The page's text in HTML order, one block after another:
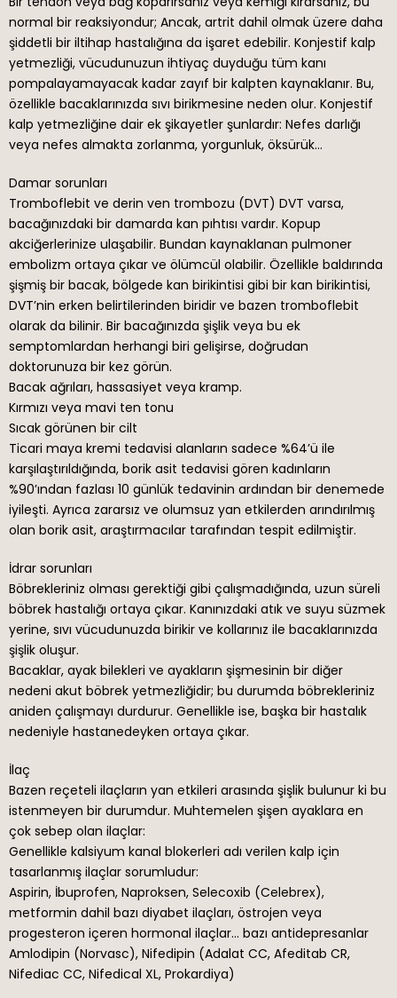
normal bir reaksiyondur; Ancak, artrit dahil olmak üzere daha
şiddetli bir iltihap hastalığına da işaret edebilir. Konjestif kalp
yetmezliği, vücudunuzun ihtiyaç duyduğu tüm kanı
pompalayamayacak kadar zayıf bir kalpten kaynaklanır. Bu,
özellikle bacaklarınızda sıvı birikmesine neden olur. Konjestif
kalp yetmezliğine dair ek şikayetler şunlardır: Nefes darlığı
veya nefes almakta zorlanma, yorgunluk, öksürük…
Damar sorunları
Tromboflebit ve derin ven trombozu (DVT) DVT varsa,
bacağınızdaki bir damarda kan pıhtısı vardır. Kopup
akciğerlerinize ulaşabilir. Bundan kaynaklanan pulmoner
embolizm ortaya çıkar ve ölümcül olabilir. Özellikle baldırında
şişmiş bir bacak, bölgede kan birikintisi gibi bir kan birikintisi,
DVT’nin erken belirtilerinden biridir ve bazen tromboflebit
olarak da bilinir. Bir bacağınızda şişlik veya bu ek
semptomlardan herhangi biri gelişirse, doğrudan
doktorunuza bir kez görün.
Bacak ağrıları, hassasiyet veya kramp.
Kırmızı veya mavi ten tonu
Sıcak görünen bir cilt
Ticari maya kremi tedavisi alanların sadece %64’ü ile
karşılaştırıldığında, borik asit tedavisi gören kadınların
%90’ından fazlası 10 günlük tedavinin ardından bir denemede
iyileşti. Ayrıca zararsız ve olumsuz yan etkilerden arındırılmış
olan borik asit, araştırmacılar tarafından tespit edilmiştir.
İdrar sorunları
Böbrekleriniz olması gerektiği gibi çalışmadığında, uzun süreli
böbrek hastalığı ortaya çıkar. Kanınızdaki atık ve suyu süzmek
yerine, sıvı vücudunuzda birikir ve kollarınız ile bacaklarınızda
şişlik oluşur.
Bacaklar, ayak bilekleri ve ayakların şişmesinin bir diğer
nedeni akut böbrek yetmezliğidir; bu durumda böbrekleriniz
aniden çalışmayı durdurur. Genellikle ise, başka bir hastalık
nedeniyle hastanedeyken ortaya çıkar.
İlaç
Bazen reçeteli ilaçların yan etkileri arasında şişlik bulunur ki bu
istenmeyen bir durumdur. Muhtemelen şişen ayaklara en
çok sebep olan ilaçlar:
Genellikle kalsiyum kanal blokerleri adı verilen kalp için
tasarlanmış ilaçlar sorumludur:
Aspirin, İbuprofen, Naproksen, Selecoxib (Celebrex),
metformin dahil bazı diyabet ilaçları, östrojen veya
progesteron içeren hormonal ilaçlar… bazı antidepresanlar
Amlodipin (Norvasc), Nifedipin (Adalat CC, Afeditab CR,
Nifediac CC, Nifedical XL, Prokardiya)